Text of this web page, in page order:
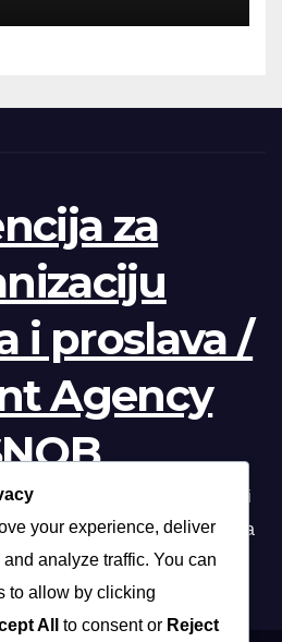
za
i proslava /
Agency
događanja /// Beograd, Novi
Vrnjačka banja, Sokobanja
your experience, deliver
analyze traffic. You can
to allow by clicking
All to consent or Reject